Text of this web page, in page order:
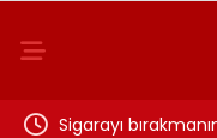
Sigarayı